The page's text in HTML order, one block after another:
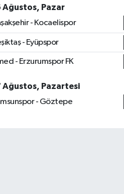
Ağustos, Pazar
- Kocaelispor
- Eyüpspor
- Erzurumspor FK
Ağustos, Pazartesi
- Göztepe